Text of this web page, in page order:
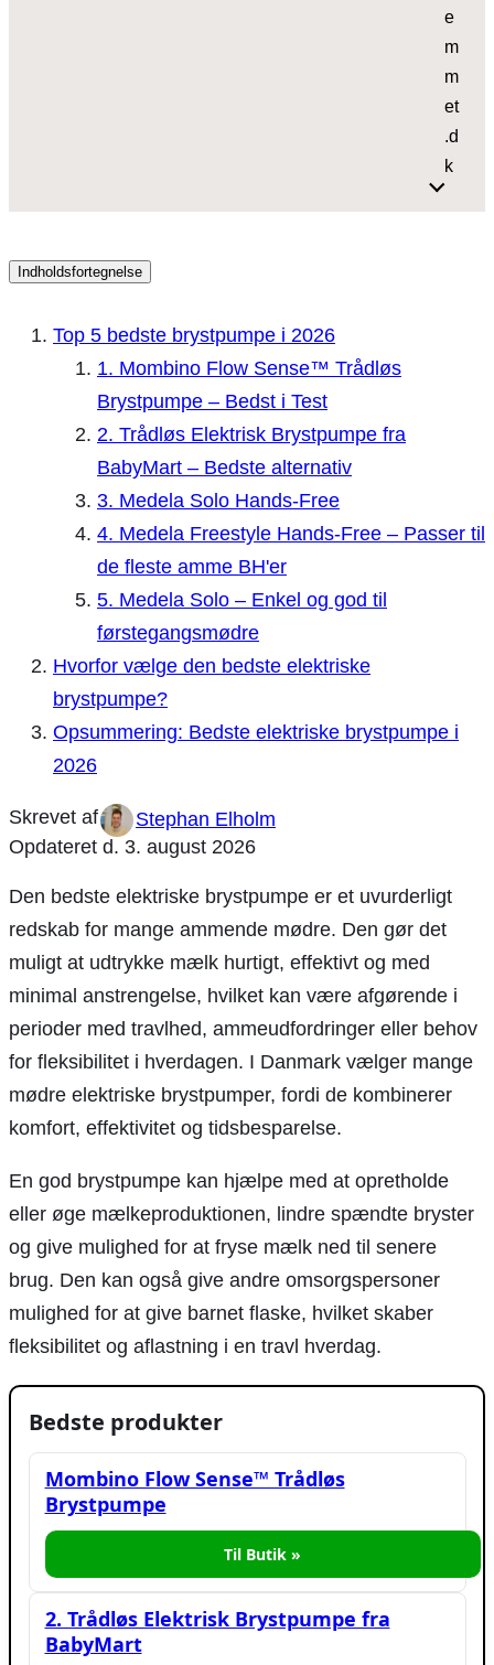
e
m
m
et
.d
k
Indholdsfortegnelse
Top 5 bedste brystpumpe i 2026
1. Mombino Flow Sense™ Trådløs
Brystpumpe – Bedst i Test
2. Trådløs Elektrisk Brystpumpe fra
BabyMart – Bedste alternativ
3. Medela Solo Hands-Free
4. Medela Freestyle Hands-Free – Passer til
de fleste amme BH'er
5. Medela Solo – Enkel og god til
førstegangsmødre
Hvorfor vælge den bedste elektriske
brystpumpe?
Opsummering: Bedste elektriske brystpumpe i
2026
Stephan Elholm
Opdateret d. 3. august 2026
Den bedste elektriske brystpumpe er et uvurderligt
redskab for mange ammende mødre. Den gør det
muligt at udtrykke mælk hurtigt, effektivt og med
minimal anstrengelse, hvilket kan være afgørende i
perioder med travlhed, ammeudfordringer eller behov
for fleksibilitet i hverdagen. I Danmark vælger mange
mødre elektriske brystpumper, fordi de kombinerer
komfort, effektivitet og tidsbesparelse.
En god brystpumpe kan hjælpe med at opretholde
eller øge mælkeproduktionen, lindre spændte bryster
og give mulighed for at fryse mælk ned til senere
brug. Den kan også give andre omsorgspersoner
mulighed for at give barnet flaske, hvilket skaber
fleksibilitet og aflastning i en travl hverdag.
Bedste produkter
Mombino Flow Sense™ Trådløs
Brystpumpe
Til Butik »
2. Trådløs Elektrisk Brystpumpe fra
BabyMart